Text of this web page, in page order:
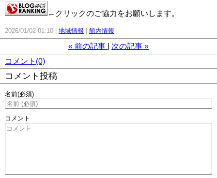
←クリックのご協力をお願いします。
2026/01/02 01:10 地域情報 館内情報
« 前の記事 次の記事 »
コメント(0)
コメント投稿
名前(必須)
コメント